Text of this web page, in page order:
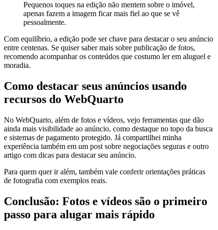
Pequenos toques na edição não mentem sobre o imóvel,
apenas fazem a imagem ficar mais fiel ao que se vê
pessoalmente.
Com equilíbrio, a edição pode ser chave para destacar o seu anúncio
entre centenas. Se quiser saber mais sobre publicação de fotos,
recomendo acompanhar os conteúdos que costumo ler em aluguel e
moradia.
Como destacar seus anúncios usando
recursos do WebQuarto
No WebQuarto, além de fotos e vídeos, vejo ferramentas que dão
ainda mais visibilidade ao anúncio, como destaque no topo da busca
e sistemas de pagamento protegido. Já compartilhei minha
experiência também em um post sobre negociações seguras e outro
artigo com dicas para destacar seu anúncio.
Para quem quer ir além, também vale conferir orientações práticas
de fotografia com exemplos reais.
Conclusão: Fotos e vídeos são o primeiro
passo para alugar mais rápido